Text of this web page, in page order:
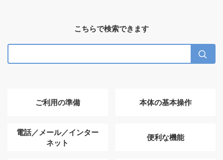
こちらで検索できます
ご利用の準備 本体の基本操作
電話／メール／インター
ネット
便利な機能